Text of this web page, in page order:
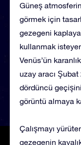
Güneş
görmek için
gezegeni
kullanmak
Venüs’ün
uzay aracı
dördüncü
görüntü almaya
Çalışmayı
gezegenin